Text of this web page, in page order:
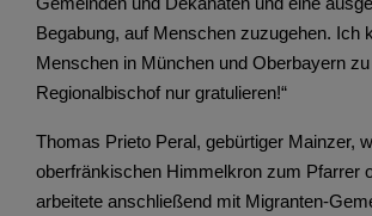
Begabung, auf Menschen zuzugehen. Ich
Menschen in München und Oberbayern
Regionalbischof nur gratulieren!“
Thomas Prieto Peral, gebürtiger Mainzer,
oberfränkischen Himmelkron zum Pfarrer
arbeitete anschließend mit Migranten-